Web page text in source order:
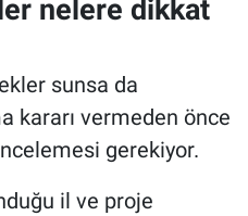
nelere dikkat
sunsa da
kararı vermeden önce
gerekiyor.
il ve proje